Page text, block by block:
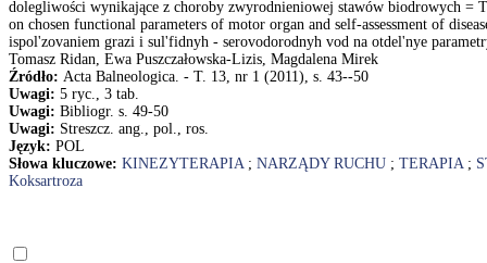
dolegliwości wynikające z choroby zwyrodnieniowej stawów biodrowych =
on chosen functional parameters of motor organ and self-assessment of
ispol'zovaniem grazi i sul'fidnyh - serovodorodnyh vod na otdel'nye
Tomasz Ridan, Ewa Puszczałowska-Lizis, Magdalena Mirek
Źródło: Acta Balneologica. - T. 13, nr 1 (2011), s. 43--50
Uwagi: 5 ryc., 3 tab.
Uwagi: Bibliogr. s. 49-50
Uwagi: Streszcz. ang., pol., ros.
Język: POL
Słowa kluczowe: KINEZYTERAPIA; NARZĄDY RUCHU ; TERAPIA;
Koksartroza